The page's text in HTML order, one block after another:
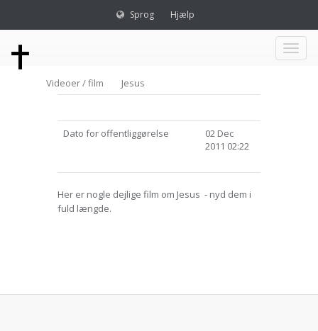
Sprog Hjælp
Toggle
Videoer / film Jesus
Dato for offentliggørelse
02 Dec
2011 02:22
Her er nogle dejlige film om Jesus - nyd dem i
fuld længde.